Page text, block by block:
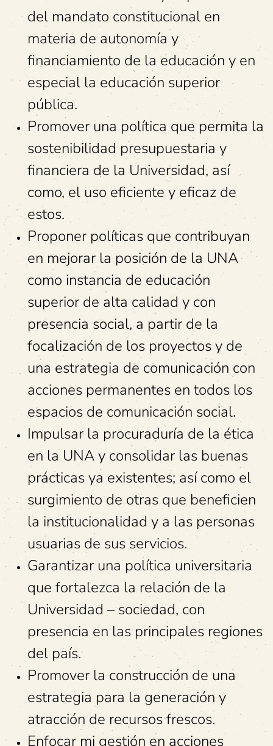
del mandato constitucional en
materia de autonomía y
financiamiento de la educación y en
especial la educación superior
pública.
Promover una política que permita la
sostenibilidad presupuestaria y
financiera de la Universidad, así
como, el uso eficiente y eficaz de
estos.
Proponer políticas que contribuyan
en mejorar la posición de la UNA
como instancia de educación
superior de alta calidad y con
presencia social, a partir de la
focalización de los proyectos y de
una estrategia de comunicación con
acciones permanentes en todos los
espacios de comunicación social.
Impulsar la procuraduría de la ética
en la UNA y consolidar las buenas
prácticas ya existentes; así como el
surgimiento de otras que beneficien
la institucionalidad y a las personas
usuarias de sus servicios.
Garantizar una política universitaria
que fortalezca la relación de la
Universidad – sociedad, con
presencia en las principales regiones
del país.
Promover la construcción de una
estrategia para la generación y
atracción de recursos frescos.
Enfocar mi gestión en acciones